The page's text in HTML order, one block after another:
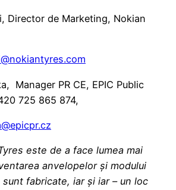
Director de Marketing, Nokian
Manager PR CE, EPIC Public
725 865 874,
este de a face lumea mai
anvelopelor și modului
fabricate, iar și iar – un loc